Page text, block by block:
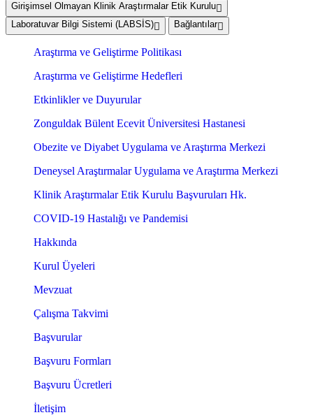
Girişimsel Olmayan Klinik Araştırmalar Etik Kurulu
Laboratuvar Bilgi Sistemi (LABSİS)
Bağlantılar
Araştırma ve Geliştirme Politikası
Araştırma ve Geliştirme Hedefleri
Etkinlikler ve Duyurular
Zonguldak Bülent Ecevit Üniversitesi Hastanesi
Obezite ve Diyabet Uygulama ve Araştırma Merkezi
Deneysel Araştırmalar Uygulama ve Araştırma Merkezi
Klinik Araştırmalar Etik Kurulu Başvuruları Hk.
COVID-19 Hastalığı ve Pandemisi
Hakkında
Kurul Üyeleri
Mevzuat
Çalışma Takvimi
Başvurular
Başvuru Formları
Başvuru Ücretleri
İletişim